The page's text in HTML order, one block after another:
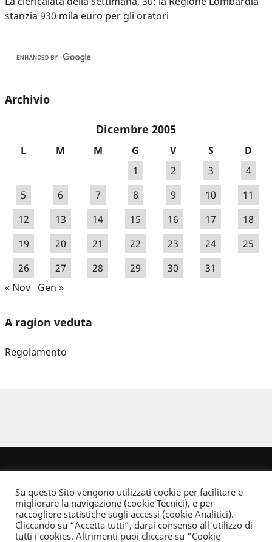
stanzia 930 mila euro per gli oratori
Archivio
Dicembre 2005
L M M G V S
D
1
2 3
4
5
6 7 8 9 10
11
12
13 14 15 16 17
18
19
20 21 22 23 24
25
26
27 28 29 30
31
« Nov Gen »
A ragion veduta
Regolamento
Dove non indicato altrimenti quest’opera è distribuita con Licenza
Creative Commons Attribuzione - Non commerciale - Non opere derivate 2.5 Italia
Su questo Sito vengono utilizzati cookie per facilitare e
migliorare la navigazione (cookie Tecnici), e per
raccogliere statistiche sugli accessi (cookie Analitici).
Cliccando su “Accetta tutti”, darai consenso all'utilizzo di
tutti i cookies. Altrimenti puoi cliccare su "Cookie